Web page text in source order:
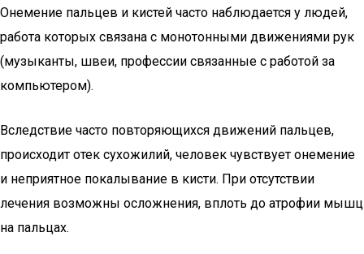
Онемение пальцев и кистей часто наблюдается у людей,
работа которых связана с монотонными движениями рук
(музыканты, швеи, профессии связанные с работой за
компьютером).
Вследствие часто повторяющихся движений пальцев,
происходит отек сухожилий, человек чувствует онемение
и неприятное покалывание в кисти. При отсутствии
лечения возможны осложнения, вплоть до атрофии мышц
на пальцах.